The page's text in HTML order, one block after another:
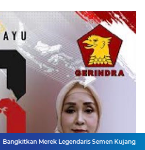
Legendaris Semen Kujang, SIG Bidik